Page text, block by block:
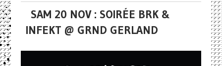
SAM 20 NOV : SOIRÉE BRK &
INFEKT @ GRND GERLAND